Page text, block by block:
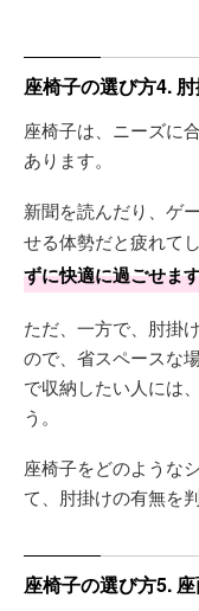
座椅子の選び方4.
座椅子は、ニーズに
あります。
新聞を読んだり、ゲ
せる体勢だと疲れて
ずに快適に過ごせま
ただ、一方で、肘掛
ので、省スペースな
で収納したい人には
う。
座椅子をどのような
て、肘掛けの有無を
座椅子の選び方5.